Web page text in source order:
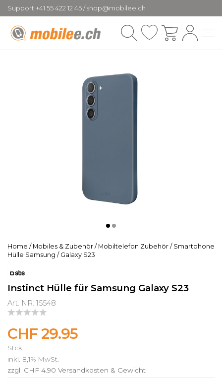
Support +41 55 422 12 45 / shop@mobilee.ch
Home / Mobiles & Zubehör / Mobiltelefon Zubehör / Smartphone
Hülle Samsung / Galaxy S23
Instinct Hülle für Samsung Galaxy S23
Art. NR: 15548
CHF 29.95
Stck
inkl. 8,1% MwSt.
zzgl. CHF 4.90 Versandkosten & Gewicht